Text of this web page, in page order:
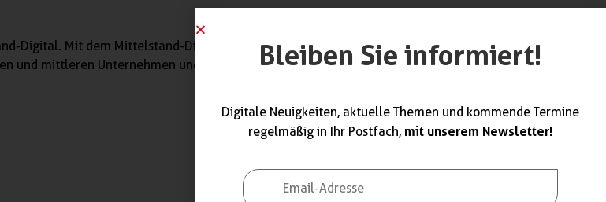
Digital. Mit dem Mittelstand-Digital Netzwerk unterstützt
und mittleren Unternehmen und dem Handwerk. WeitereBleiben Sie informiert!
Digitale Neuigkeiten, aktuelle Themen und kommende Termine
regelmäßig in Ihr Postfach, mit unserem Newsletter!